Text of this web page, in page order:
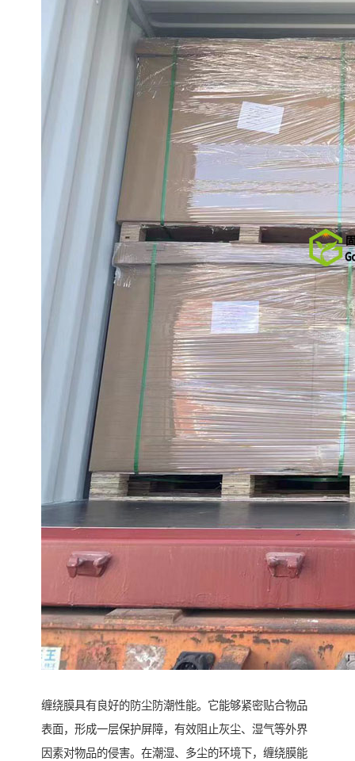
缠绕膜具有良好的防尘防潮性能。它能够紧密贴合物品
表面，形成一层保护屏障，有效阻止灰尘、湿气等外界
因素对物品的侵害。在潮湿、多尘的环境下，缠绕膜能